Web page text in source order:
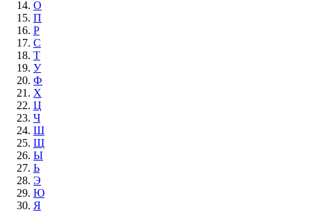
О
П
Р
С
Т
У
Ф
Х
Ц
Ч
Ш
Щ
Ы
Ь
Э
Ю
Я